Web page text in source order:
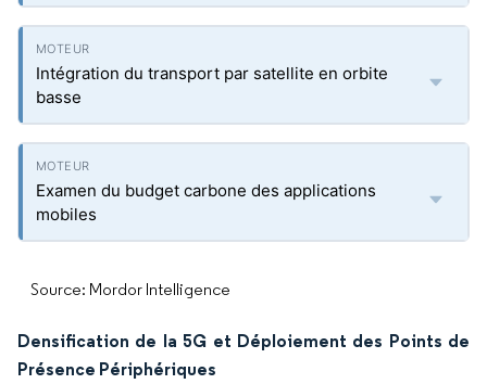
Intégration du transport par satellite en orbite
basse
Examen du budget carbone des applications
mobiles
Source: Mordor Intelligence
Densification de la 5G et Déploiement des Points de
Présence Périphériques